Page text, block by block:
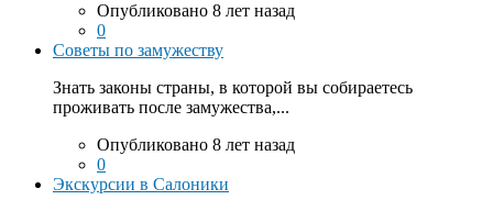
Опубликовано 8 лет назад
0
Советы по замужеству
Знать законы страны, в которой вы собираетесь
проживать после замужества,...
Опубликовано 8 лет назад
0
Экскурсии в Салоники